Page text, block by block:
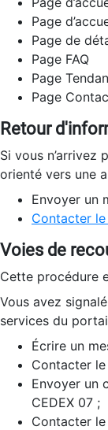
Page
Page de
Page FAQ
Page
Page
Retour
Si vous
orienté vers une
Envoyer un
Contacter
Voies de
Cette procédure
Vous avez
services du
Écrire un
Contacter
Envoyer un
CEDEX 07 ;
Contacter